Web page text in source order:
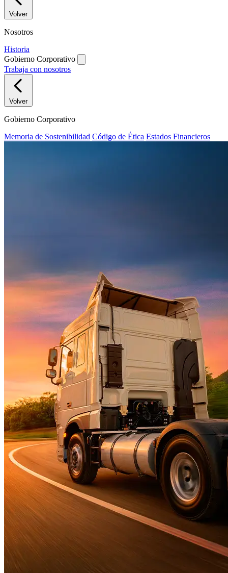
Volver
Nosotros
Historia
Gobierno Corporativo
Trabaja con nosotros
Volver
Gobierno Corporativo
Memoria de Sostenibilidad Código de Ética Estados Financieros